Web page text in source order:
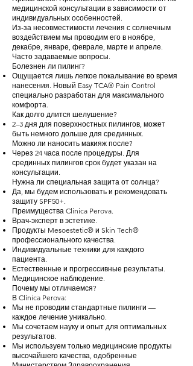
медицинской консультации в зависимости от
индивидуальных особенностей.
Из-за несовместимости лечения с солнечным
воздействием мы проводим его в ноябре,
декабре, январе, феврале, марте и апреле.
Часто задаваемые вопросы.
Болезнен ли пилинг?
Ощущается лишь легкое покалывание во время
нанесения. Новый Easy TCA® Pain Control
специально разработан для максимального
комфорта.
Как долго длится шелушение?
2–3 дня для поверхностных пилингов, может
быть немного дольше для срединных.
Можно ли наносить макияж после?
Через 24 часа после процедуры. Для
срединных пилингов срок будет указан на
консультации.
Нужна ли специальная защита от солнца?
Да, мы будем использовать и рекомендовать
защиту SPF50+.
Преимущества Clínica Perova.
Врач-эксперт в эстетике.
Продукты Mesoestetic® и Skin Tech®
профессионального качества.
Индивидуальные техники для каждого
пациента.
Естественные и прогрессивные результаты.
Медицинское наблюдение.
Почему мы отличаемся?
В Clínica Perova:
Мы не проводим стандартные пилинги —
каждое лечение уникально.
Мы сочетаем науку и опыт для оптимальных
результатов.
Мы используем только медицинские продукты
высочайшего качества, одобренные